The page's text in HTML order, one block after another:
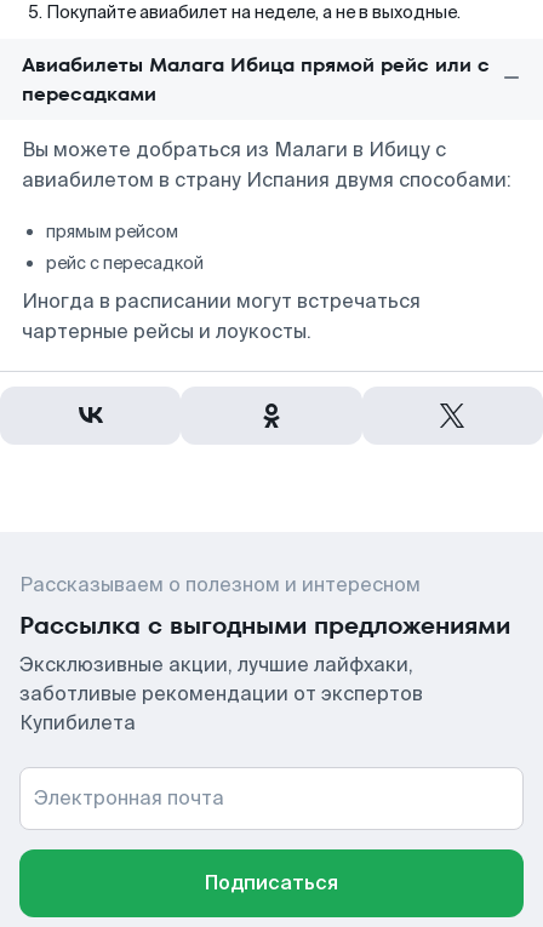
Покупайте авиабилет на неделе, а не в выходные.
Авиабилеты Малага Ибица прямой рейс или с
пересадками
Вы можете добраться из Малаги в Ибицу с
авиабилетом в страну Испания двумя способами:
прямым рейсом
рейс с пересадкой
Иногда в расписании могут встречаться
чартерные рейсы и лоукосты.
Рассказываем о полезном и интересном
Рассылка с выгодными предложениями
Эксклюзивные акции, лучшие лайфхаки,
заботливые рекомендации от экспертов
Купибилета
Электронная почта
Подписаться